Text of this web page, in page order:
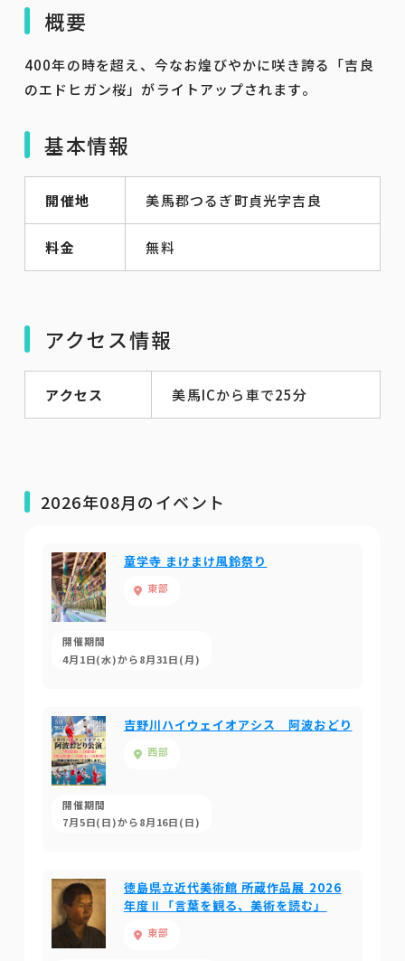
概要
400年の時を超え、今なお煌びやかに咲き誇る「吉良
のエドヒガン桜」がライトアップされます。
基本情報
開催地 美馬郡つるぎ町貞光字吉良
料金 無料
アクセス情報
アクセス 美馬ICから車で25分
2026年08月のイベント
童学寺 まけまけ風鈴祭り
東部
開催期間
4月1日(水)から8月31日(月)
吉野川ハイウェイオアシス 阿波おどり
西部
開催期間
7月5日(日)から8月16日(日)
徳島県立近代美術館 所蔵作品展 2026
年度Ⅱ「言葉を観る、美術を読む」
東部